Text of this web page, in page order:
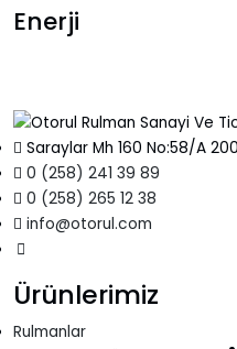
Enerji
Saraylar Mh 160 No:58/A
0 (258) 241 39 89
0 (258) 265 12 38
info@otorul.com
Ürünlerimiz
Rulmanlar